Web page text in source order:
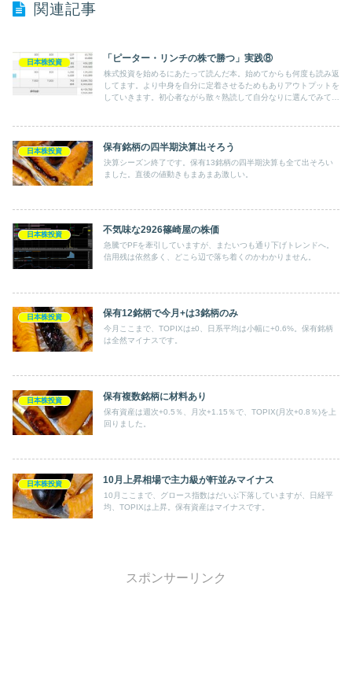
関連記事
日本株投資 「ピーター・リンチの株で勝つ」実践⑧
株式投資を始めるにあたって読んだ本。始めてからも何度も読み返
してます。より中身を自分に定着させるためもありアウトプットを
していきます。初心者ながら散々熟読して自分なりに選んでみて初
日本株投資 保有銘柄の四半期決算出そろう
決算シーズン終了です。保有13銘柄の四半期決算も全て出そろい
ました。直後の値動きもまあまあ激しい。
日本株投資 不気味な2926篠崎屋の株価
急騰でPFを牽引していますが、またいつも通り下げトレンドへ。
信用残は依然多く、どこら辺で落ち着くのかわかりません。
日本株投資 保有12銘柄で今月+は3銘柄のみ
今月ここまで、TOPIXは±0、日系平均は小幅に+0.6%。保有銘柄
は全然マイナスです。
日本株投資 保有複数銘柄に材料あり
保有資産は週次+0.5％、月次+1.15％で、TOPIX(月次+0.8％)を上
回りました。
日本株投資 10月上昇相場で主力級が軒並みマイナス
10月ここまで、グロース指数はだいぶ下落していますが、日経平
均、TOPIXは上昇。保有資産はマイナスです。
スポンサーリンク